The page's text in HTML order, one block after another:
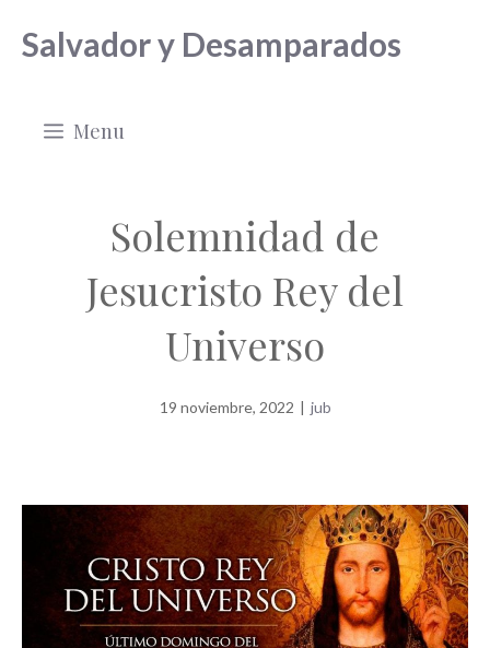
Salvador y Desamparados
Menu
Solemnidad de
Jesucristo Rey del
Universo
19 noviembre, 2022 | jub